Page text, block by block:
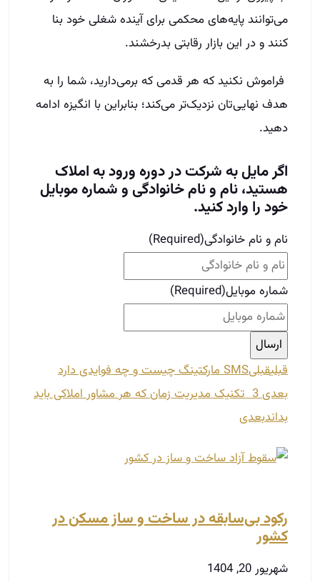
می‌توانند پایه‌های محکمی برای آینده شغلی خود بنا
کنند و در این بازار رقابتی بدرخشند.
فراموش نکنید که هر قدمی که برمی‌دارید، شما را به
هدف نهایی‌تان نزدیک‌تر می‌کند؛ بنابراین با انگیزه ادامه
دهید.
اگر مایل به شرکت در دوره ورود به املاک
هستید، نام و نام خانوادگی و شماره موبایل
خود را وارد کنید.
نام و نام خانوادگی(Required)
شماره موبایل(Required)
قبلیقبلیSMS مارکتینگ چیست و چه فوایدی دارد
بعدی 3 تکنیک مدیریت زمان که هر مشاور املاکی باید
بداندبعدی
رکود بی‌سابقه در ساخت و ساز مسکن در
کشور
شهریور 20, 1404